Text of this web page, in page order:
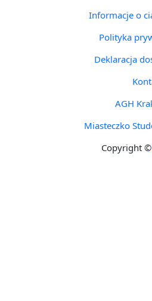
Informacje o
Polityka
Deklaracja
AGH
Miasteczko
Copyright ©